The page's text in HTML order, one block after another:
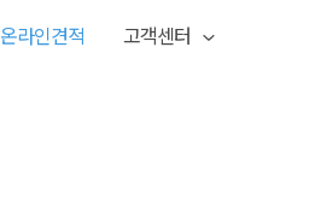
온라인견적 고객센터